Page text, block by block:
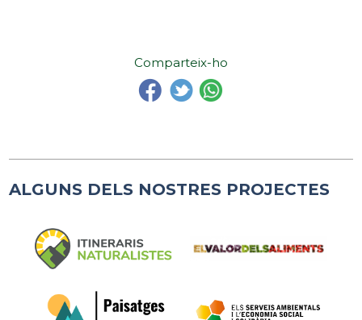
Comparteix-ho
ALGUNS DELS NOSTRES PROJECTES